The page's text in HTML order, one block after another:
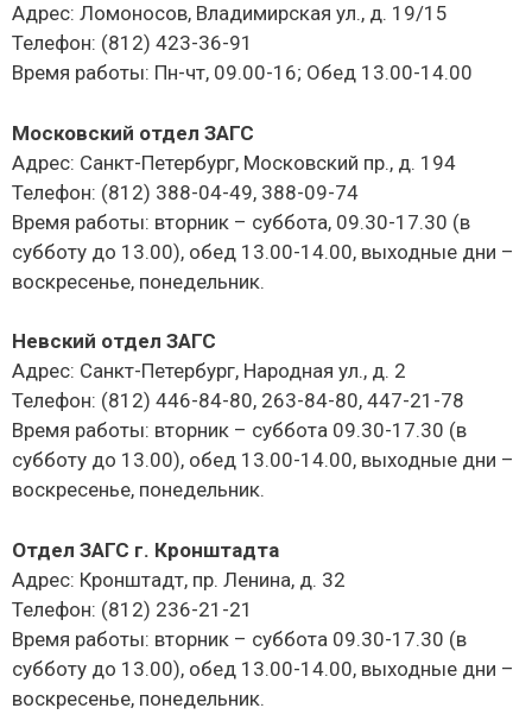
Адрес: Ломоносов, Владимирская ул., д. 19/15
Телефон: (812) 423-36-91‎
Время работы: Пн-чт, 09.00-16; Обед 13.00-14.00
Московский отдел ЗАГС
Адрес: Санкт-Петербург, Московский пр., д. 194
Телефон: (812) 388-04-49, 388-09-74
Время работы: вторник – суббота, 09.30-17.30 (в
субботу до 13.00), обед 13.00-14.00, выходные дни –
воскресенье, понедельник.
Невский отдел ЗАГС
Адрес: Санкт-Петербург, Народная ул., д. 2
Телефон: (812) 446-84-80, 263-84-80, 447-21-78
Время работы: вторник – суббота 09.30-17.30 (в
субботу до 13.00), обед 13.00-14.00, выходные дни –
воскресенье, понедельник.
Отдел ЗАГС г. Кронштадта
Адрес: Кронштадт, пр. Ленина, д. 32
Телефон: (812) 236-21-21
Время работы: вторник – суббота 09.30-17.30 (в
субботу до 13.00), обед 13.00-14.00, выходные дни –
воскресенье, понедельник.